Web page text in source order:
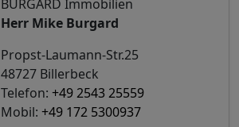
BURGARD Immobilien
Herr Mike Burgard
Propst-Laumann-Str.25
48727 Billerbeck
Telefon: +49 2543 25559
Mobil: +49 172 5300937